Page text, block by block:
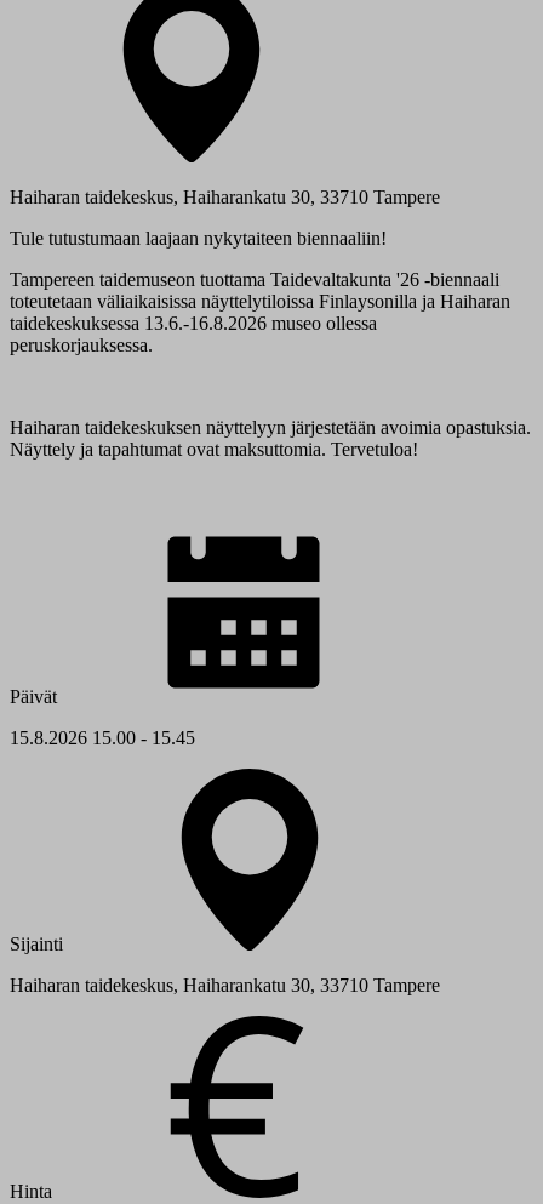
Haiharan taidekeskus, Haiharankatu 30, 33710 Tampere
Tule tutustumaan laajaan nykytaiteen biennaaliin!
Tampereen taidemuseon tuottama Taidevaltakunta '26 -biennaali
toteutetaan väliaikaisissa näyttelytiloissa Finlaysonilla ja Haiharan
taidekeskuksessa 13.6.-16.8.2026 museo ollessa
peruskorjauksessa.
Haiharan taidekeskuksen näyttelyyn järjestetään avoimia opastuksia.
Näyttely ja tapahtumat ovat maksuttomia. Tervetuloa!
Päivät
15.8.2026 15.00 - 15.45
Sijainti
Haiharan taidekeskus, Haiharankatu 30, 33710 Tampere
Hinta